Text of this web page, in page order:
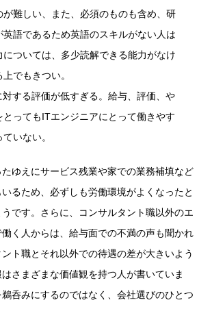
が難しい、また、必須のものも含め、研
英語であるため英語のスキルがない人は
については、多少読解できる能力がなけ
でもきつい。
する評価が低すぎる。給与、評価、や
とってもITエンジニアにとって働きやす
いない。
ゆえにサービス残業や家での業務補填など
るため、必ずしも労働環境がよくなったと
です。さらに、コンサルタント職以外のエ
く人からは、給与面での不満の声も聞かれ
ト職とそれ以外での待遇の差が大きいよう
さまざまな価値観を持つ人が書いていま
呑みにするのではなく、会社選びのひとつ